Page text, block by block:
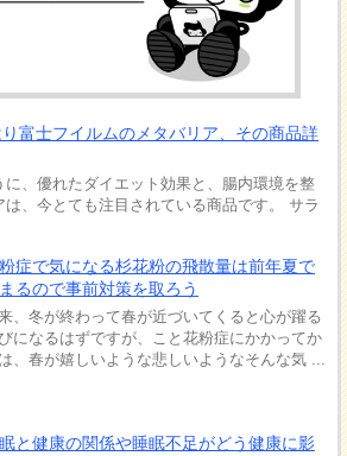
富士フイルムのメタバリア、その商品詳
、優れたダイエット効果と、腸内環境を整
は、今とても注目されている商品です。 サラ
症で気になる杉花粉の飛散量は前年夏で
るので事前対策を取ろう
、冬が終わって春が近づいてくると心が躍る
になるはずですが、こと花粉症にかかってか
、春が嬉しいような悲しいようなそんな気 ...
と健康の関係や睡眠不足がどう健康に影